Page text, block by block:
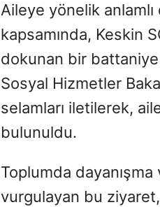
Aileye yönelik
kapsamında, Keskin
dokunan bir
Sosyal Hizmetler
selamları iletilerek,
bulunuldu.
Toplumda
vurgulayan bu ziyaret,